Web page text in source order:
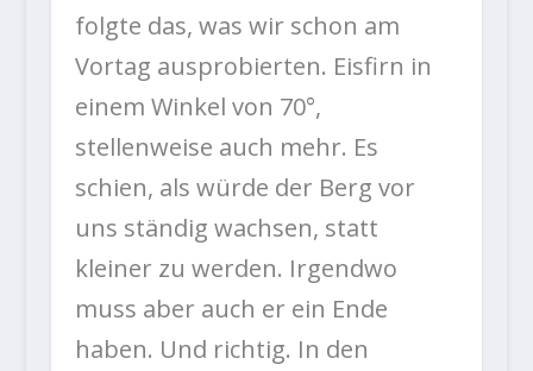
folgte das, was wir schon am
Vortag ausprobierten. Eisfirn in
einem Winkel von 70°,
stellenweise auch mehr. Es
schien, als würde der Berg vor
uns ständig wachsen, statt
kleiner zu werden. Irgendwo
muss aber auch er ein Ende
haben. Und richtig. In den